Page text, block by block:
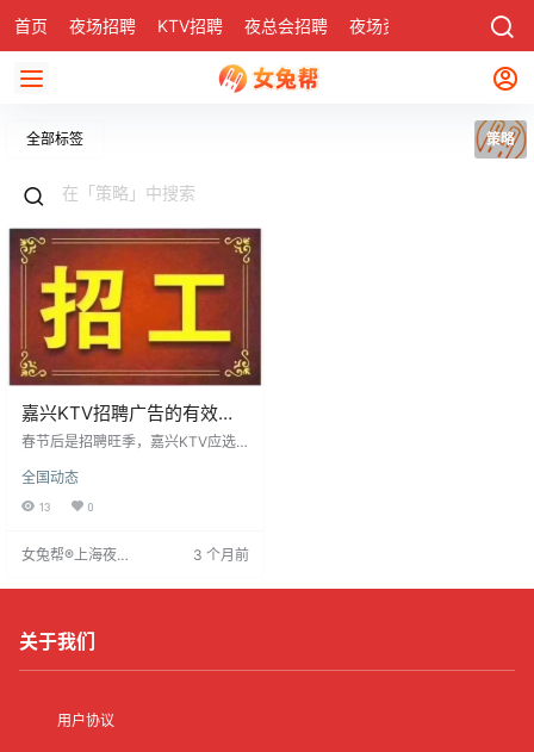
首页 夜场招聘 KTV招聘 夜总会招聘 夜场资讯 社区
全部标签 策略
嘉兴KTV招聘广告的有效发
布策略
春节后是招聘旺季，嘉兴KTV应选
眼位置发布招聘广告，以扩大曝
光。广告内容需清晰列出工作时
当放宽条件以吸引优秀人才，确保
全国动态
13 0
女兔帮®上海夜场
3 个月前
关于我们
用户协议